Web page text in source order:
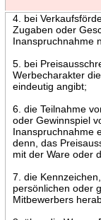
4. bei
Zugaben oder
Inanspruchnahme
5. bei
Werbecharakter
eindeutig angibt;
6. die Teilnahme
oder Gewinnspiel
Inanspruchnahme
denn, das
mit der Ware oder
7. die
persönlichen oder
Mitbewerbers